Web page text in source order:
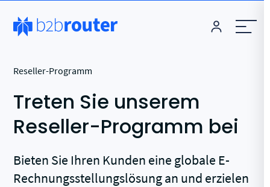
Reseller-Programm
Treten Sie unserem
Reseller-Programm bei
Bieten Sie Ihren Kunden eine globale E-
Rechnungsstellungslösung an und erzielen